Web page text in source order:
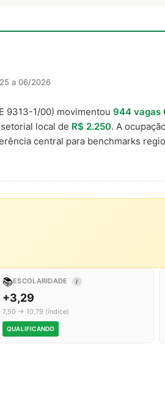
a 06/2026
9313-1/00) movimentou 944 vagas
local de R$ 2.250. A
central para benchmarks
📚ESCOLARIDADE I
+3,29
7,50 → 10,79 (índice)
QUALIFICANDO